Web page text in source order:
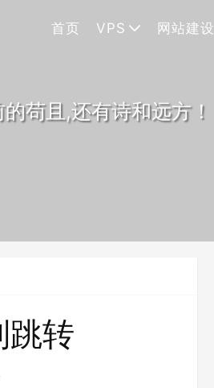
首页 VPS 网站建设
苟且,还有诗和远方！
跳转